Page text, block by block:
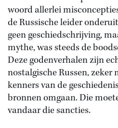
woord allerlei
de Russische leider
geen geschiedschrijving,
mythe, was steeds de
Deze godenverhalen zijn
nostalgische Russen, zeker
kenners van de
bronnen omgaan. Die
vandaar die sancties.